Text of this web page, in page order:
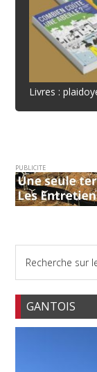
Livres :
PUBLICITE
GANTOIS